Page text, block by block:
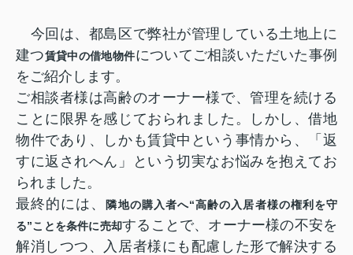
今回は、都島区で弊社が管理している土地上に
建つ賃貸中の借地物件についてご相談いただいた事例
をご紹介します。
ご相談者様は高齢のオーナー様で、管理を続ける
ことに限界を感じておられました。しかし、借地
物件であり、しかも賃貸中という事情から、「返
すに返されへん」という切実なお悩みを抱えてお
られました。
最終的には、隣地の購入者へ“高齢の入居者様の権利を守
る”ことを条件に売却することで、オーナー様の不安を
解消しつつ、入居者様にも配慮した形で解決する